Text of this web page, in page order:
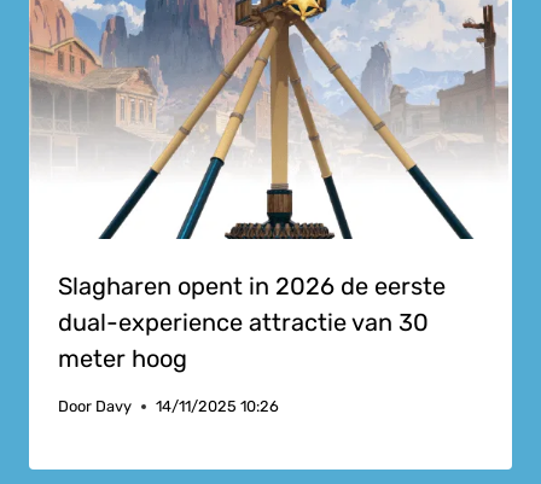
Slagharen opent in 2026 de eerste
dual-experience attractie van 30
meter hoog
Door Davy 14/11/2025 10:26